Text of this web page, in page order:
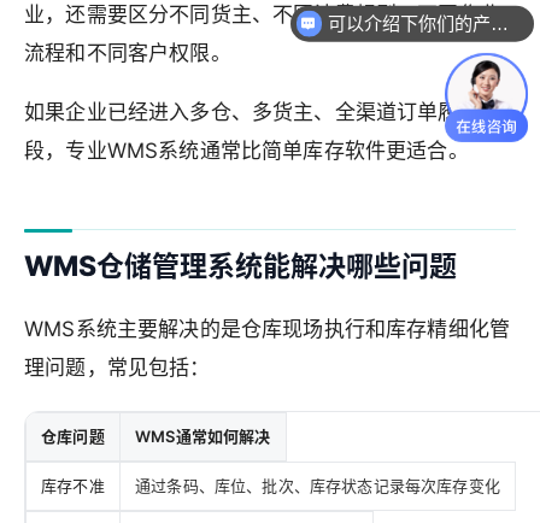
业，还需要区分不同货主、不同计费规则、不同作业
流程和不同客户权限。
如果企业已经进入多仓、多货主、全渠道订单履约阶
段，专业WMS系统通常比简单库存软件更适合。
WMS仓储管理系统能解决哪些问题
WMS系统主要解决的是仓库现场执行和库存精细化管
理问题，常见包括：
仓库问题 WMS通常如何解决
库存不准 通过条码、库位、批次、库存状态记录每次库存变化
你们是怎么收费的呢